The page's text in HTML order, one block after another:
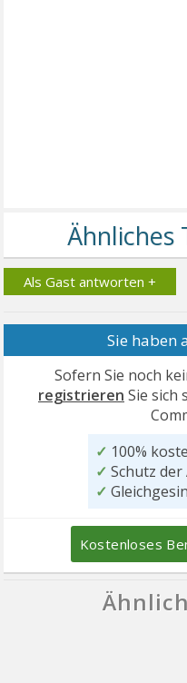
Als Gast antworten +
Sie haben
Sofern Sie noch
registrieren Sie sich
✓ 100%
✓ Schutz
✓
Kostenloses